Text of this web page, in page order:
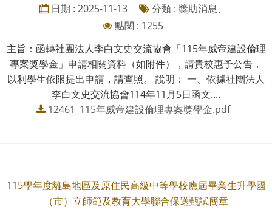
日期 : 2025-11-13
分類 : 獎助消息、
點閱 : 1255
主旨：函轉社團法人李白文史交流協會「115年威帝建設倫理
專案獎學金」申請相關資料（如附件），請貴校惠予公告，
以利學生依限提出申請，請查照。 說明： 一、依據社團法人
李白文史交流協會114年11月5日函文....
12461_115年威帝建設倫理專案獎學金.pdf
115學年度離島地區及原住民高級中等學校應屆畢業生升學國
（市）立師範及教育大學聯合保送甄試簡章